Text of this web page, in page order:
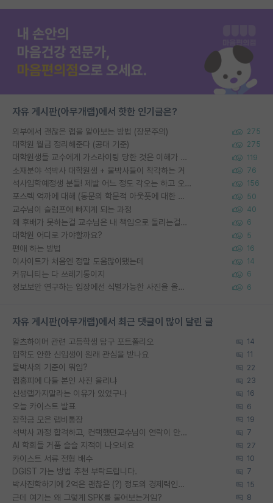
자유 게시판(아무개랩)에서 핫한 인기글은?
외부에서 괜찮은 랩을 알아보는 방법 (장문주의) 275
대학원 월급 정리해준다 (공대 기준) 275
대학원생들 교수에게 가스라이팅 당한 것은 이해가 갑니다. 안타깝네요. 119
소재분야 석박사 대학원생 + 물박사들이 착각하는 거 76
석사입학예정생 분들! 제발 어느 정도 각오는 하고 오세요. 156
포스텍 억까에 대해 (동문의 학문적 아웃풋에 대한 반박) 50
교수님이 슬럼프에 빠지게 되는 과정 40
왜 후배가 못하는걸 교수님은 내 책임으로 돌리는걸까요? 6
대학원 어디로 가야할까요? 5
편애 하는 방법 16
이사이트가 처음엔 정말 도움많이됐는데 14
커뮤니티는 다 쓰레기통이지 6
정보보안 연구하는 입장에선 식별가능한 사진을 올리는건 비추이긴함 6
자유 게시판(아무개랩)에서 최근 댓글이 많이 달린 글
알츠하이머 관련 고등학생 탐구 포트폴리오 14
입학도 안한 신입생이 원래 관심을 받나요 11
물박사의 기준이 뭐임? 22
랩홈피에 다들 본인 사진 올리냐 23
신생랩가지말라는 이유가 있었구나 16
오늘 카이스트 발표 6
장학금 모은 랩비통장 19
석박사 과정 합격하고, 컨택했던교수님이 연락이 안됩니다... 7
AI 학회들 거품 슬슬 지적이 나오네요 27
카이스트 서류 전형 배수 10
DGIST 가는 방법 추천 부탁드립니다. 7
박사진학하기에 2억은 괜찮은 (?) 정도의 경제력인가요 15
근데 여기는 왜 그렇게 SPK를 물어보는거임? 8